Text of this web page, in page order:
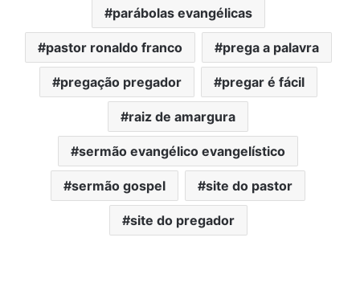
parábolas evangélicas
pastor ronaldo franco prega a palavra
pregação pregador pregar é fácil
raiz de amargura
sermão evangélico evangelístico
sermão gospel site do pastor
site do pregador